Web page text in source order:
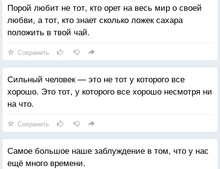
Порой любит не тот, кто орет на весь мир о своей
любви, а тот, кто знает сколько ложек сахара
положить в твой чай.
Сохранить
Сильный человек — это не тот у которого все
хорошо. Это тот, у которого все хорошо несмотря ни
на что.
Сохранить
Самое большое наше заблуждение в том, что у нас
ещё много времени.